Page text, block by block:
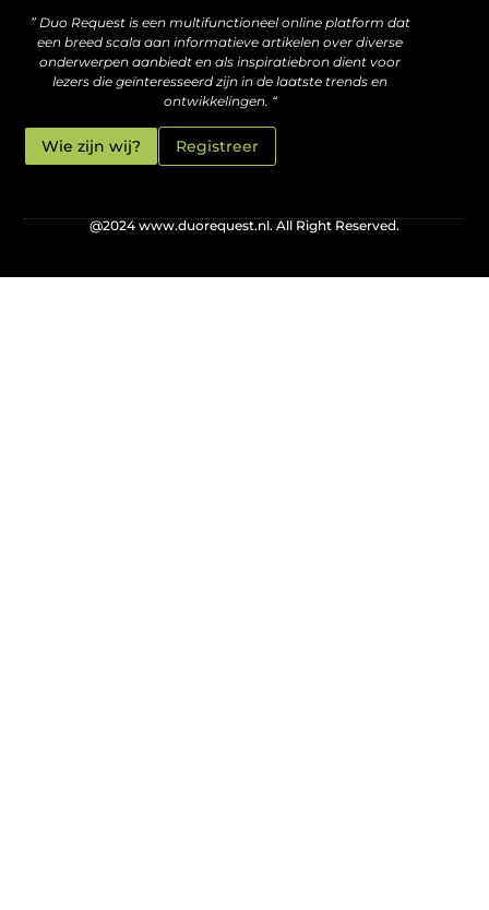
” Duo Request is een multifunctioneel online platform dat
een breed scala aan informatieve artikelen over diverse
onderwerpen aanbiedt en als inspiratiebron dient voor
lezers die geïnteresseerd zijn in de laatste trends en
ontwikkelingen. “
Wie zijn wij? Registreer
@2024 www.duorequest.nl. All Right Reserved.